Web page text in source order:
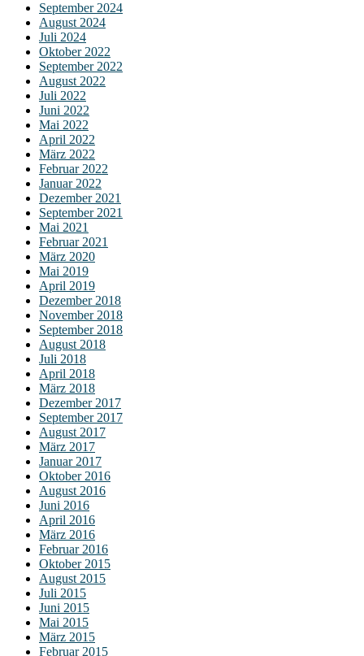
September 2024
August 2024
Juli 2024
Oktober 2022
September 2022
August 2022
Juli 2022
Juni 2022
Mai 2022
April 2022
März 2022
Februar 2022
Januar 2022
Dezember 2021
September 2021
Mai 2021
Februar 2021
März 2020
Mai 2019
April 2019
Dezember 2018
November 2018
September 2018
August 2018
Juli 2018
April 2018
März 2018
Dezember 2017
September 2017
August 2017
März 2017
Januar 2017
Oktober 2016
August 2016
Juni 2016
April 2016
März 2016
Februar 2016
Oktober 2015
August 2015
Juli 2015
Juni 2015
Mai 2015
März 2015
Februar 2015